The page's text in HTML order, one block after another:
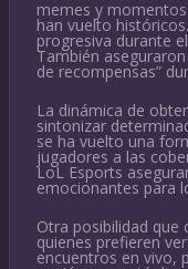
memes y
han vuelto
progresiva durante
También
de recompensas”
La dinámica de
sintonizar
se ha vuelto una
jugadores a las
LoL Esports
emocionantes para
Otra posibilidad que
quienes prefieren
encuentros en vivo,